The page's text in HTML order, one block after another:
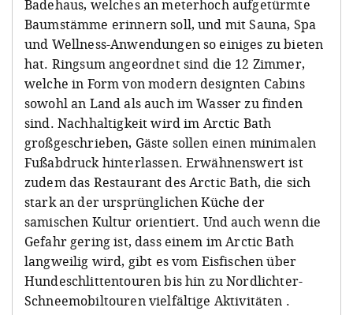
Badehaus, welches an meterhoch aufgetürmte
Baumstämme erinnern soll, und mit Sauna, Spa
und Wellness-Anwendungen so einiges zu bieten
hat. Ringsum angeordnet sind die 12 Zimmer,
welche in Form von modern designten Cabins
sowohl an Land als auch im Wasser zu finden
sind. Nachhaltigkeit wird im Arctic Bath
großgeschrieben, Gäste sollen einen minimalen
Fußabdruck hinterlassen. Erwähnenswert ist
zudem das Restaurant des Arctic Bath, die sich
stark an der ursprünglichen Küche der
samischen Kultur orientiert. Und auch wenn die
Gefahr gering ist, dass einem im Arctic Bath
langweilig wird, gibt es vom Eisfischen über
Hundeschlittentouren bis hin zu Nordlichter-
Schneemobiltouren vielfältige Aktivitäten .